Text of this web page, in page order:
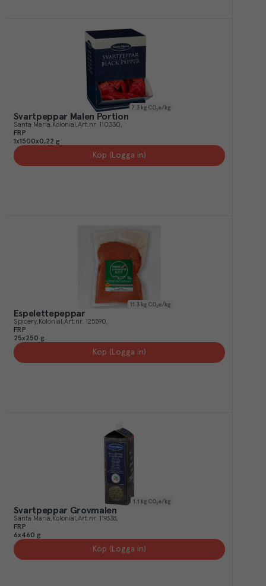
7.3 kg CO₂e/kg
Svartpeppar Malen Portion
Santa Maria Kolonial Art.nr. 110330
FRP
1x1500x0,22 g
Köp (Logga in)
11.3 kg CO₂e/kg
Espelettepeppar
Spicery Kolonial Art.nr. 125590
FRP
25x250 g
Köp (Logga in)
1.1 kg CO₂e/kg
Svartpeppar Grovmalen
Santa Maria Kolonial Art.nr. 119338
FRP
6x460 g
Köp (Logga in)